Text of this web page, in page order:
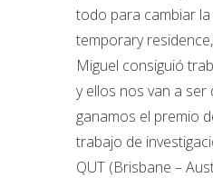
todo para cambiar la
temporary residence,
Miguel consiguió
y ellos nos van a
ganamos el premio
trabajo de
QUT (Brisbane –